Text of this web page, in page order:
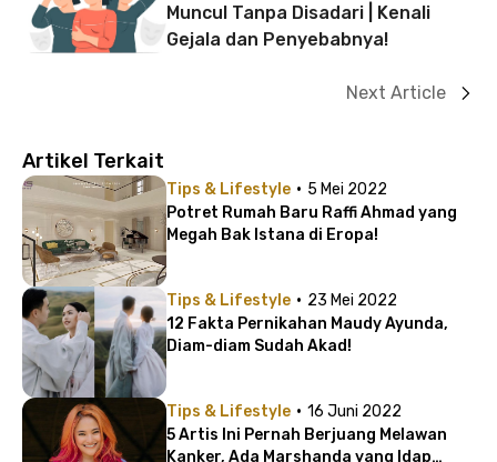
Muncul Tanpa Disadari | Kenali
Gejala dan Penyebabnya!
Next Article
Artikel Terkait
Tips & Lifestyle · 5 Mei 2022
Potret Rumah Baru Raffi Ahmad yang
Megah Bak Istana di Eropa!
Tips & Lifestyle · 23 Mei 2022
12 Fakta Pernikahan Maudy Ayunda,
Diam-diam Sudah Akad!
Tips & Lifestyle · 16 Juni 2022
5 Artis Ini Pernah Berjuang Melawan
Kanker, Ada Marshanda yang Idap